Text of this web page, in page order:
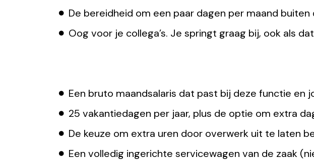
De bereidheid om een paar dagen per maand
Oog voor je collega’s. Je springt graag bij, ook als
Een bruto maandsalaris dat past bij deze functie en
25 vakantiedagen per jaar, plus de optie om extra
De keuze om extra uren door overwerk uit te laten
Een volledig ingerichte servicewagen van de zaak